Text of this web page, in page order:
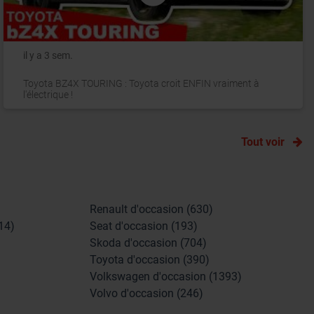
il y a 3 sem.
Toyota BZ4X TOURING : Toyota croit ENFIN vraiment à
l'électrique !
Tout voir
Renault d'occasion (630)
Seat d'occasion (193)
Skoda d'occasion (704)
Toyota d'occasion (390)
Volkswagen d'occasion (1393)
Volvo d'occasion (246)